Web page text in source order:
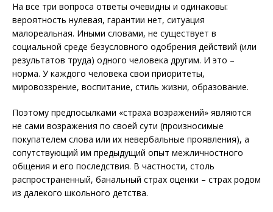
На все три вопроса ответы очевидны и одинаковы:
вероятность нулевая, гарантии нет, ситуация
малореальная. Иными словами, не существует в
социальной среде безусловного одобрения действий (или
результатов труда) одного человека другим. И это –
норма. У каждого человека свои приоритеты,
мировоззрение, воспитание, стиль жизни, образование.
Поэтому предпосылками «страха возражений» являются
не сами возражения по своей сути (произносимые
покупателем слова или их невербальные проявления), а
сопутствующий им предыдущий опыт межличностного
общения и его последствия. В частности, столь
распространенный, банальный страх оценки – страх родом
из далекого школьного детства.